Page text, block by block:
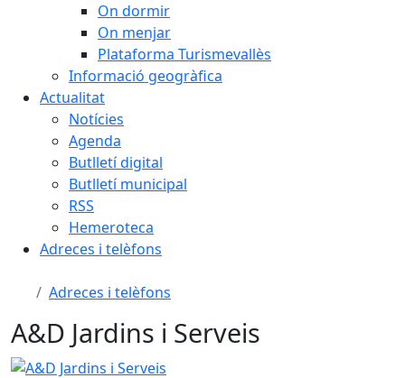
On dormir
On menjar
Plataforma Turismevallès
Informació geogràfica
Actualitat
Notícies
Agenda
Butlletí digital
Butlletí municipal
RSS
Hemeroteca
Adreces i telèfons
Adreces i telèfons
A&D Jardins i Serveis
A&D Jardins i Serveis